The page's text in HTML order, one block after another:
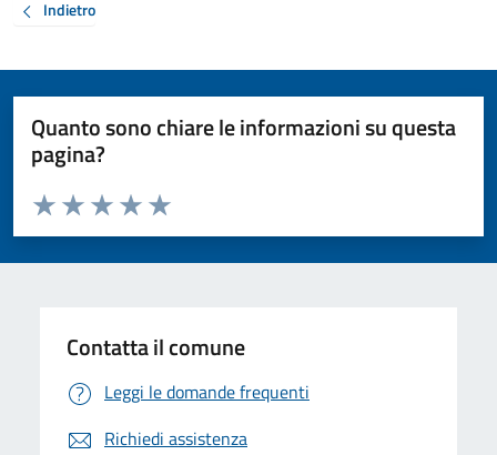
Indietro
Quanto sono chiare le informazioni su questa
pagina?
Valuta da 1 a 5 stelle la pagina
Valuta 5 stelle su 5
Valuta 4 stelle su 5
Valuta 3 stelle su 5
Valuta 2 stelle su 5
Valuta 1 stelle su 5
Contatta il comune
Leggi le domande frequenti
Richiedi assistenza